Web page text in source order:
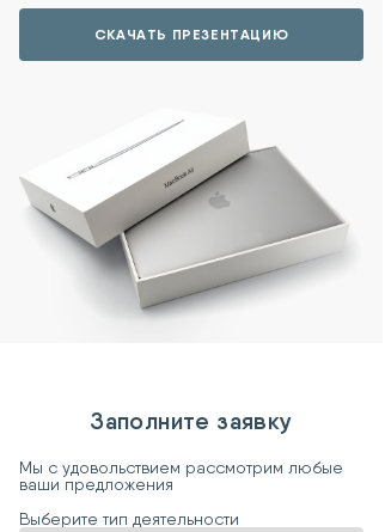
СКАЧАТЬ ПРЕЗЕНТАЦИЮ
Заполните заявку
Мы с удовольствием рассмотрим любые
ваши предложения
Выберите тип деятельности